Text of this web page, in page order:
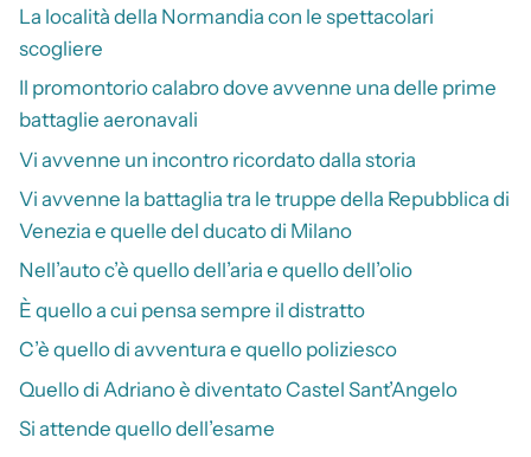
La località della Normandia con le spettacolari
scogliere
Il promontorio calabro dove avvenne una delle prime
battaglie aeronavali
Vi avvenne un incontro ricordato dalla storia
Vi avvenne la battaglia tra le truppe della Repubblica di
Venezia e quelle del ducato di Milano
Nell’auto c’è quello dell’aria e quello dell’olio
È quello a cui pensa sempre il distratto
C’è quello di avventura e quello poliziesco
Quello di Adriano è diventato Castel Sant’Angelo
Si attende quello dell’esame